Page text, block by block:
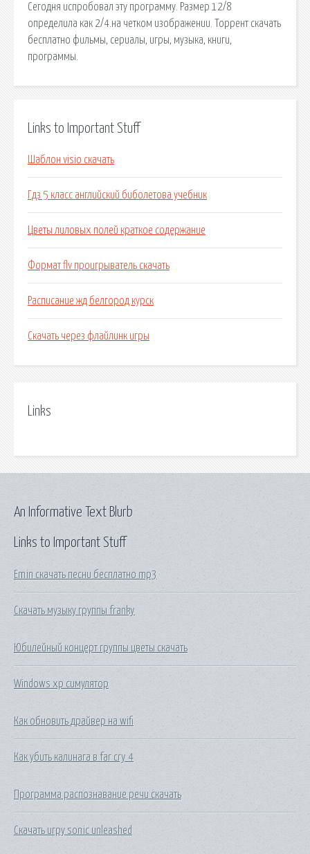
Сегодня испробовал эту программу. Размер 12/8
определила как 2/4.на четком изображении. Торрент скачать
бесплатно фильмы, сериалы, игры, музыка, книги,
программы.
Links to Important Stuff
Шаблон visio скачать
Гдз 5 класс английский биболетова учебник
Цветы лиловых полей краткое содержание
Формат flv проигрыватель скачать
Расписание жд белгород курск
Скачать через флайлинк игры
Links
Links to Important Stuff
Emin скачать песни бесплатно mp3
Скачать музыку группы franky
Юбилейный концерт группы цветы скачать
Windows xp симулятор
Как обновить драйвер на wifi
Как убить калинага в far cry 4
Программа распознавание речи скачать
Скачать игру sonic unleashed
An Informative Text Blurb